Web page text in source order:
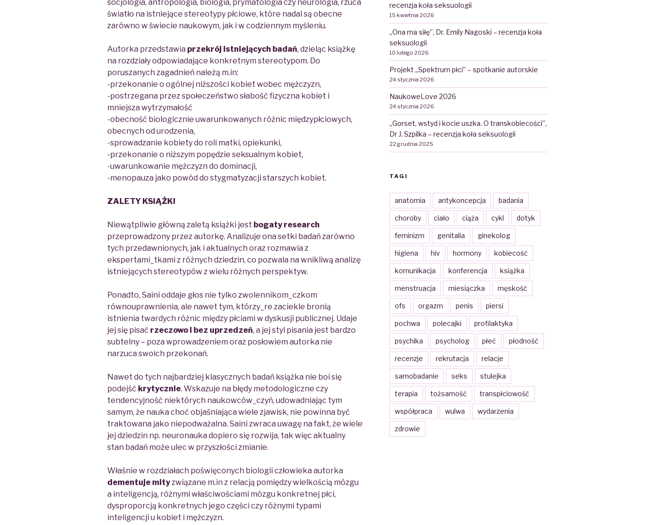
socjologia, antropologia, biologia, prymatologia czy neurologia, rzuca
światło na istniejące stereotypy płciowe, które nadal są obecne
zarówno w świecie naukowym, jak i w codziennym myśleniu.
Autorka przedstawia przekrój istniejących badań, dzieląc książkę
na rozdziały odpowiadające konkretnym stereotypom. Do
poruszanych zagadnień należą m.in:
-przekonanie o ogólnej niższości kobiet wobec mężczyzn,
-postrzegana przez społeczeństwo słabość fizyczna kobiet i
mniejsza wytrzymałość
-obecność biologicznie uwarunkowanych różnic międzypłciowych,
obecnych od urodzenia,
-sprowadzanie kobiety do roli matki, opiekunki,
-przekonanie o niższym popędzie seksualnym kobiet,
-uwarunkowanie mężczyzn do dominacji,
-menopauza jako powód do stygmatyzacji starszych kobiet.
ZALETY KSIĄŻKI
Niewątpliwie główną zaletą książki jest bogaty research
przeprowadzony przez autorkę. Analizuje ona setki badań zarówno
tych przedawnionych, jak i aktualnych oraz rozmawia z
ekspertami_tkami z różnych dziedzin, co pozwala na wnikliwą analizę
istniejących stereotypów z wielu różnych perspektyw.
Ponadto, Saini oddaje głos nie tylko zwolennikom_czkom
równouprawnienia, ale nawet tym, którzy_re zaciekle bronią
istnienia twardych różnic między płciami w dyskusji publicznej. Udaje
jej się pisać rzeczowo i bez uprzedzeń, a jej styl pisania jest bardzo
subtelny – poza wprowadzeniem oraz posłowiem autorka nie
narzuca swoich przekonań.
Nawet do tych najbardziej klasycznych badań książka nie boi się
podejść krytycznie. Wskazuje na błędy metodologiczne czy
tendencyjność niektórych naukowców_czyń, udowadniając tym
samym, że nauka choć objaśniająca wiele zjawisk, nie powinna być
traktowana jako niepodważalna. Saini zwraca uwagę na fakt, że wiele
jej dziedzin np. neuronauka dopiero się rozwija, tak więc aktualny
stan badań może ulec w przyszłości zmianie.
Właśnie w rozdziałach poświęconych biologii człowieka autorka
dementuje mityzwiązane m.in z relacją pomiędzy wielkością mózgu
a inteligencją, różnymi właściwościami mózgu konkretnej płci,
dysproporcją konkretnych jego części czy różnymi typami
inteligencji u kobiet i mężczyzn.
recenzja koła seksuologii
15 kwietnia 2026
„Ona ma siłę”, Dr. Emily Nagoski – recenzja koła
seksuologii
10 lutego 2026
Projekt „Spektrum płci” – spotkanie autorskie
24 stycznia 2026
NaukoweLove 2026
24 stycznia 2026
„Gorset, wstyd i kocie uszka. O transkobiecości”,
Dr J. Szpilka – recenzja koła seksuologii
22 grudnia 2025
TAGI
anatomia antykoncepcja badania
choroby ciało ciąża cykl dotyk
feminizm genitalia ginekolog
higiena hiv hormony kobiecość
komunikacja konferencja książka
menstruacja miesiączka męskość
ofs orgazm penis piersi
pochwa polecajki profilaktyka
psychika psycholog płeć płodność
recenzje rekrutacja relacje
samobadanie seks stulejka
terapia tożsamość transpłciowość
współpraca wulwa wydarzenia
zdrowie